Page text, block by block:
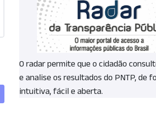
O radar permite que o cidadão
e analise os resultados do PNTP, de
intuitiva, fácil e aberta.